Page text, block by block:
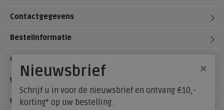
Contactgegevens
Bestelinformatie
Over Meijerink Schoenen
Voetzorg
Veelgestelde vragen
×
Nieuwsbrief
Schrijf u in voor de nieuwsbrief en ontvang €10,-
korting* op uw bestelling.